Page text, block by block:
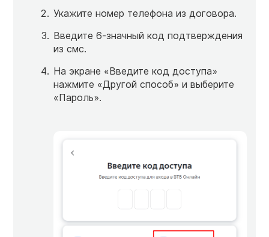
Укажите номер телефона из договора.
Введите 6-значный код подтверждения
из смс.
На экране «Введите код доступа»
нажмите «Другой способ» и выберите
«Пароль».